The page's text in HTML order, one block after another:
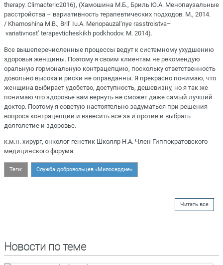
therapy. Climacteric2016), (Хамошина М.Б., Бриль Ю.А. Менопаузальные
расстройства – вариативность терапевтических подходов. М., 2014.
/ Khamoshina M.B., Bril’ Iu.A. Menopauzal’nye rasstroistva–
variativnost’ terapevticheskikh podkhodov. M. 2014).
Все вышеперечисленные процессы ведут к системному ухудшению
здоровья женщины. Поэтому я своим клиентам не рекомендую
оральную гормональную контрацепцию, поскольку ответственность
довольно высока и риски не оправданны. Я прекрасно понимаю, что
женщина выбирает удобство, доступность, дешевизну, но я так же
понимаю что здоровье вам вернуть не сможет даже самый лучший
доктор. Поэтому я советую настоятельно задуматься при решения
вопроса контрацепции и взвесить все за и против и выбрать
долголетие и здоровье.
к.м.н. хирург, онколог-генетик Школяр Н.А. Член Гиппократовского
медицинского форума.
Теги: Служба добровольцев «Милосердие»
Читать все
Новости по теме